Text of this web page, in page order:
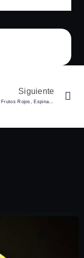
Siguiente
Smoothie De Frutos Rojos, Espinacas Y Yogur Griego